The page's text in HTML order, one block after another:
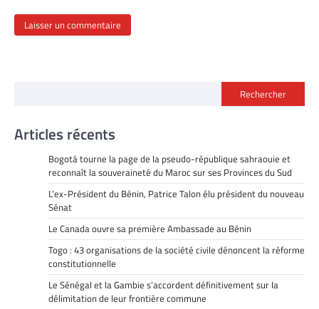
Rechercher
Articles récents
Bogotá tourne la page de la pseudo-république sahraouie et
reconnaît la souveraineté du Maroc sur ses Provinces du Sud
L’ex-Président du Bénin, Patrice Talon élu président du nouveau
Sénat
Le Canada ouvre sa première Ambassade au Bénin
Togo : 43 organisations de la société civile dénoncent la réforme
constitutionnelle
Le Sénégal et la Gambie s’accordent définitivement sur la
délimitation de leur frontière commune